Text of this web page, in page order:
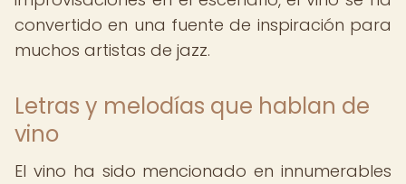
convertido en una fuente de inspiración para
muchos artistas de jazz.
Letras y melodías que hablan de
vino
El vino ha sido mencionado en innumerables